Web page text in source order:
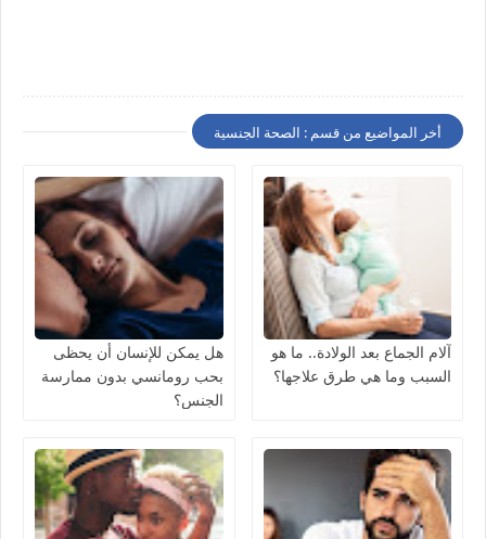
أخر المواضيع من قسم : الصحة الجنسية
آلام الجماع بعد الولادة.. ما هو
السبب وما هي طرق علاجها؟
هل يمكن للإنسان أن يحظى
بحب رومانسي بدون ممارسة
الجنس؟